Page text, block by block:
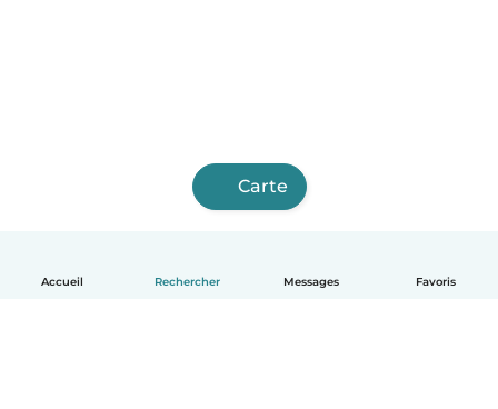
Accueil Rechercher Messages Favoris
Carte